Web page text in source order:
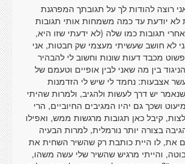
רוצה להודות לך על תגובתך המפרגנת
יודעת עד כמה משמחות אותי תגובות
תגובות כמו שלה (לא ידעתי שזו היא,
לא חושב שעשיתי מעצמי שק חבטות, אני
מכבד דעות שונות וחשוב לי להבהיר
בין מה שאני לבין אופיים וטעמם של
אצבעות: נחמד לי שיש לי הזדמנות
יש דרך לעשות ולהגיב, ולמרות שהיתי
ושכך גם יהיו המגיבים החיוביים, הרי
קיבל כאן תגובות מרגשות ממש, ואפילו
בצורה יותר נורמלית, למרות הבעיה
את, לו היית כותבת רק שהשיר השחית את
והייתי מרגיש שהשיר שלי עשה משהו,